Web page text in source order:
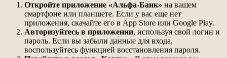
Откройте приложение «Альфа-Банк» на вашем
смартфоне или планшете. Если у вас еще нет
приложения, скачайте его в App Store или Google Play.
Авторизуйтесь в приложении, используя свой логин и
пароль. Если вы забыли данные для входа,
воспользуйтесь функцией восстановления пароля.